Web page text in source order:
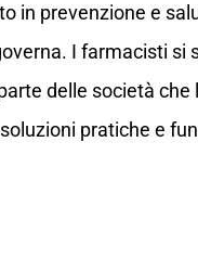
in prevenzione e
I farmacisti
delle società che
pratiche e